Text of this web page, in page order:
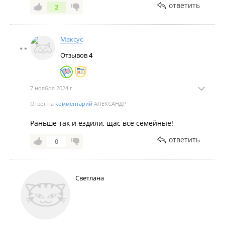
2 ответить
Максус
Отзывов4
7 ноября 2024 г.
Ответ на комментарий АЛЕКСАНДР
Раньше так и ездили, щас все семейные!
0 ответить
Светлана